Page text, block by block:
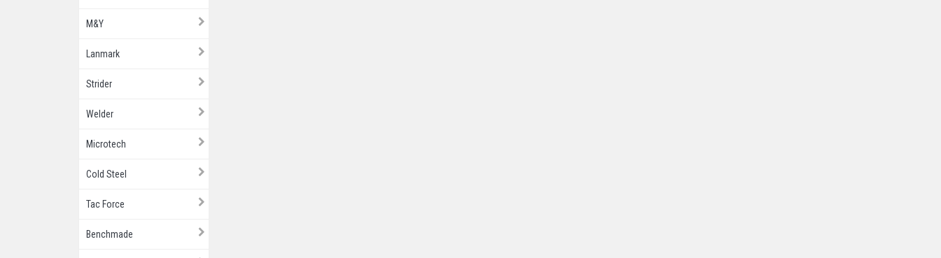
M&Y
Lanmark
Strider
Welder
Microtech
Cold Steel
Tac Force
Benchmade